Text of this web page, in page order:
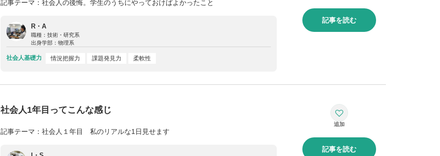
記事テーマ：社会人の後悔。学生のうちにやっておけばよかったこと
R・A
職種： 技術・研究系
出身学部： 物理系
社会人基礎力 情況把握力 課題発見力 柔軟性
記事を読む
社会人1年目ってこんな感じ
記事テーマ：社会人１年目 私のリアルな1日見せます
記事を読む